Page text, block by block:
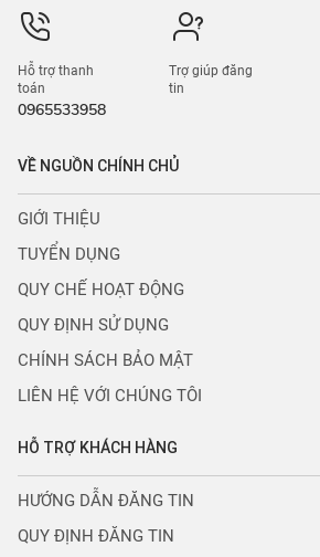
Hỗ trợ thanh
toán
0965533958
Trợ giúp đăng
tin
VỀ NGUỒN CHÍNH CHỦ
GIỚI THIỆU
TUYỂN DỤNG
QUY CHẾ HOẠT ĐỘNG
QUY ĐỊNH SỬ DỤNG
CHÍNH SÁCH BẢO MẬT
LIÊN HỆ VỚI CHÚNG TÔI
HỖ TRỢ KHÁCH HÀNG
HƯỚNG DẪN ĐĂNG TIN
QUY ĐỊNH ĐĂNG TIN